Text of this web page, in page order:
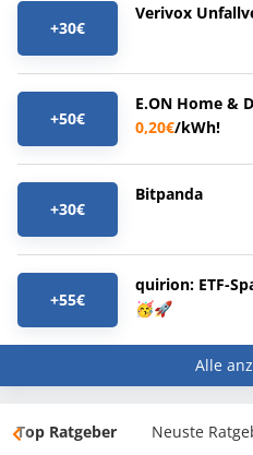
+30€
Verivox
+50€
E.ON Home &
0,20€/kWh!
+30€
Bitpanda
+55€
quirion: ETF-
🥳🚀
Alle
Top Ratgeber Neuste